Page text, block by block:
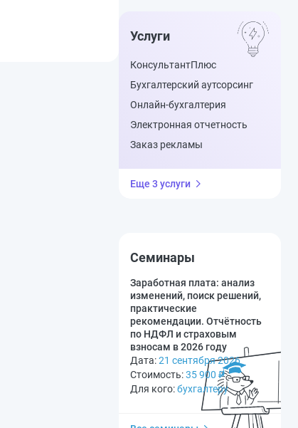
Услуги
КонсультантПлюс
Бухгалтерский аутсорсинг
Онлайн-бухгалтерия
Электронная отчетность
Заказ рекламы
Еще 3 услуги
Семинары
Заработная плата: анализ
изменений, поиск решений,
практические
рекомендации. Отчётность
по НДФЛ и страховым
взносам в 2026 году
Дата:21 сентября 2026
Стоимость:35 900 ₽
Для кого:бухгалтеру